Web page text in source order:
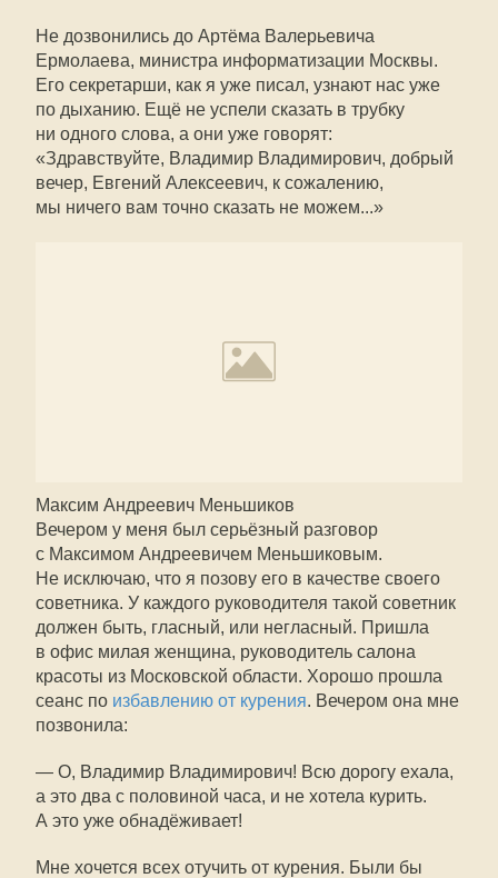
Не дозвонились до Артёма Валерьевича
Ермолаева, министра информатизации Москвы.
Его секретарши, как я уже писал, узнают нас уже
по дыханию. Ещё не успели сказать в трубку
ни одного слова, а они уже говорят:
«Здравствуйте, Владимир Владимирович, добрый
вечер, Евгений Алексеевич, к сожалению,
мы ничего вам точно сказать не можем...»
Максим Андреевич Меньшиков
Вечером у меня был серьёзный разговор
с Максимом Андреевичем Меньшиковым.
Не исключаю, что я позову его в качестве своего
советника. У каждого руководителя такой советник
должен быть, гласный, или негласный. Пришла
в офис милая женщина, руководитель салона
красоты из Московской области. Хорошо прошла
сеанс по избавлению от курения. Вечером она мне
позвонила:
— О, Владимир Владимирович! Всю дорогу ехала,
а это два с половиной часа, и не хотела курить.
А это уже обнадёживает!
Мне хочется всех отучить от курения. Были бы